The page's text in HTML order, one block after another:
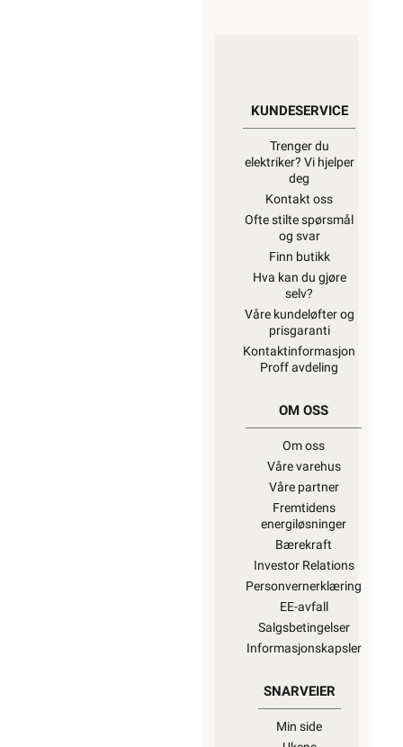
KUNDESERVICE
Trenger du
elektriker? Vi hjelper
deg
Kontakt oss
Ofte stilte spørsmål
og svar
Finn butikk
Hva kan du gjøre
selv?
Våre kundeløfter og
prisgaranti
Kontaktinformasjon
Proff avdeling
OM OSS
Om oss
Våre varehus
Våre partner
Fremtidens
energiløsninger
Bærekraft
Investor Relations
Personvernerklæring
EE-avfall
Salgsbetingelser
Informasjonskapsler
SNARVEIER
Min side